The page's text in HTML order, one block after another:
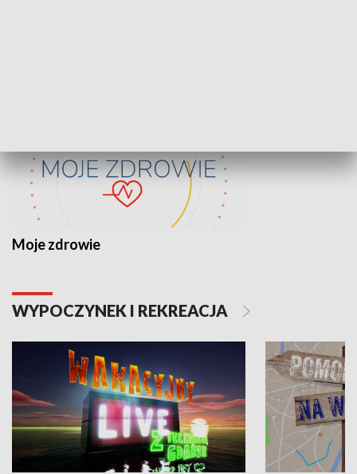
Moje zdrowie
WYPOCZYNEK I REKREACJA